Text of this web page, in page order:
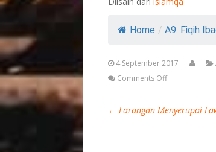
Home / A9. Fiqih
4 September 2017
Comments Off
← Larangan Menyerupai